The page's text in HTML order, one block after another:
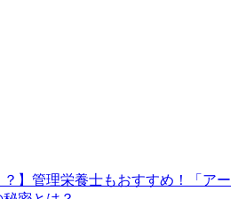
？】管理栄養士もおすすめ！「アー